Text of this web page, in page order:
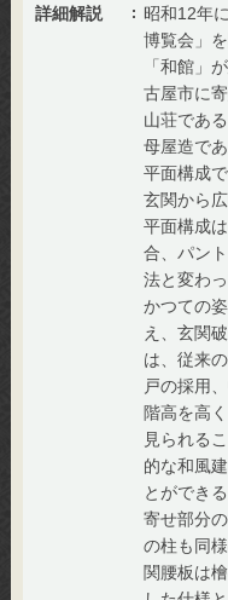
詳細解説
昭和12年
博覧会」
「和館」
古屋市に
山荘であ
母屋造で
平面構成
玄関から
平面構成
合、パン
法と変わ
かつての
え、玄関
は、従来
戸の採用
階高を高
見られる
的な和風
とができ
寄せ部分
の柱も同
関腰板は